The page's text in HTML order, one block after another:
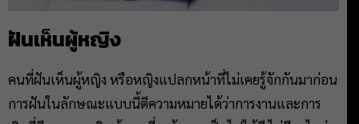
ฝันเห็นผู้หญิง
คนที่ฝันเห็นผู้หญิง หรือหญิงแปลกหน้าที่ไม่เคยรู้จักกันมาก่อน
การฝันในลักษณะแบบนี้ตีความหมายได้ว่าการงานและการ